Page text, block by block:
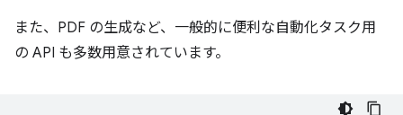
また、PDF の生成など、一般的に便利な自動化タスク用
の API も多数用意されています。